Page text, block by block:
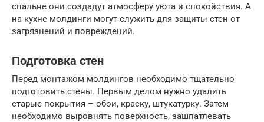
спальне они создадут атмосферу уюта и спокойствия. А
на кухне молдинги могут служить для защиты стен от
загрязнений и повреждений.
Подготовка стен
Перед монтажом молдингов необходимо тщательно
подготовить стены. Первым делом нужно удалить
старые покрытия – обои, краску, штукатурку. Затем
необходимо выровнять поверхность, зашпатлевать